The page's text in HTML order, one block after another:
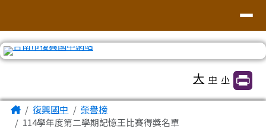
大 中 小
主內容區域
Home復興國中
榮譽榜
114學年度第二學期記憶王比賽得獎名單
頁尾區域